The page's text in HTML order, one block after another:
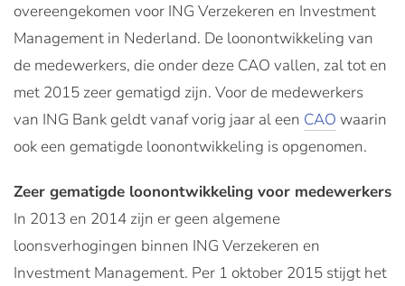
overeengekomen voor ING Verzekeren en Investment
Management in Nederland. De loonontwikkeling van
de medewerkers, die onder deze CAO vallen, zal tot en
met 2015 zeer gematigd zijn. Voor de medewerkers
van ING Bank geldt vanaf vorig jaar al een CAO waarin
ook een gematigde loonontwikkeling is opgenomen.
Zeer gematigde loonontwikkeling voor medewerkers
In 2013 en 2014 zijn er geen algemene
loonsverhogingen binnen ING Verzekeren en
Investment Management. Per 1 oktober 2015 stijgt het